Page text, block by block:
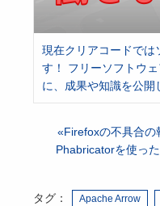
現在クリアコードでは
す！ フリーソフトウ
に、成果や知識を公開
Firefoxの不具合の
Phabricatorを使っ
タグ： Apache Arrow